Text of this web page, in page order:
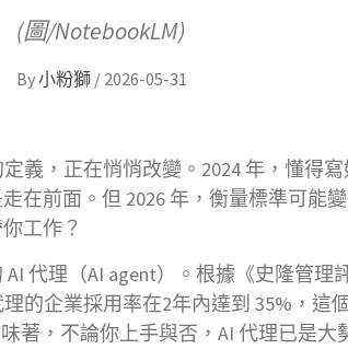
(圖/NotebookLM)
By小粉獅 / 2026-05-31
定義，正在悄悄改變。2024 年，懂得
在前面。但 2026 年，衡量標準可能
工作？
代理（AI agent）。根據《史隆管理
的企業採用率在2年內達到 35%，這
著，不論你上手與否，AI 代理已是大